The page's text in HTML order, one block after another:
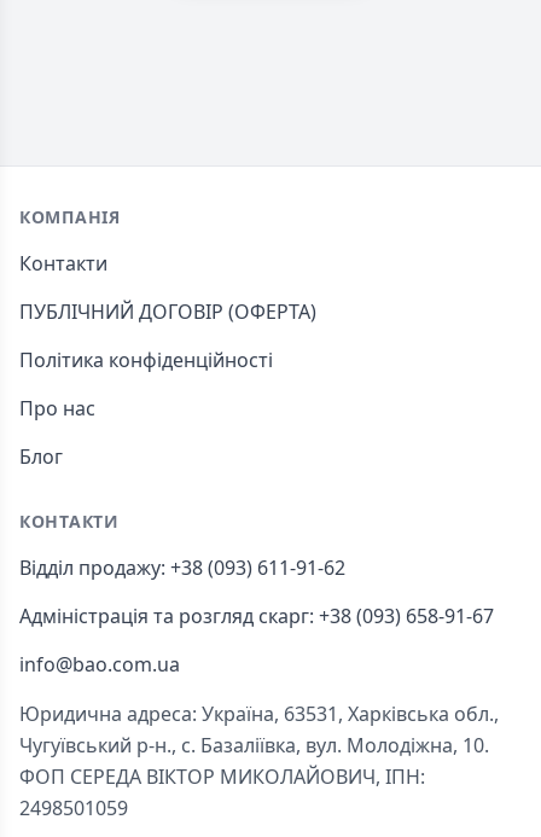
Footer
КОМПАНІЯ
Контакти
ПУБЛІЧНИЙ ДОГОВІР (ОФЕРТА)
Політика конфіденційності
Про нас
Блог
КОНТАКТИ
Відділ продажу: +38 (093) 611-91-62
Адміністрація та розгляд скарг: +38 (093) 658-91-67
info@bao.com.ua
Юридична адреса: Україна, 63531, Харківська обл.,
Чугуївський р-н., с. Базаліївка, вул. Молодіжна, 10.
ФОП СЕРЕДА ВІКТОР МИКОЛАЙОВИЧ, ІПН:
2498501059